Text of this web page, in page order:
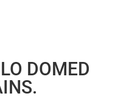
DOMED